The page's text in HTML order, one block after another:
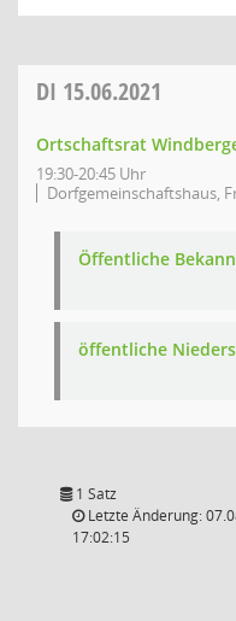
DI 15.06.2021
Ortschaftsrat
19:30-20:45 Uhr
Dorfgemeinschaftshaus,
Öffentliche
öffentliche
1 Satz
Letzte Änderung:
17:02:15